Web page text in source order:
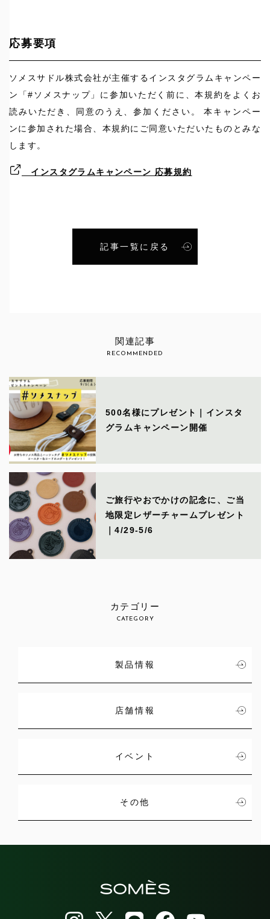
応募要項
ソメスサドル株式会社が主催するインスタグラムキャンペー
ン「#ソメスナップ」に参加いただく前に、本規約をよくお
読みいただき、同意のうえ、参加ください。 本キャンペー
ンに参加された場合、本規約にご同意いただいたものとみな
します。
インスタグラムキャンペーン 応募規約
記事一覧に戻る
関連記事
RECOMMENDED
500名様にプレゼント｜インスタ
グラムキャンペーン開催
ご旅行やおでかけの記念に、ご当
地限定レザーチャームプレゼント
｜4/29-5/6
カテゴリー
CATEGORY
製品情報
店舗情報
イベント
その他